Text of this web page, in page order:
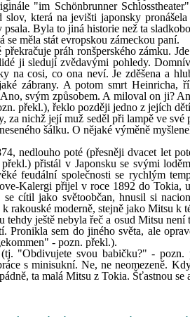
"im Schönbrunner
slov, která na jevišti japonsky
Byla to jiná historie než ta
měla stát evropskou zámeckou paní.
práh ronšperského zámku.
ji sledují zvědavými pohledy.
na cosi, co ona neví. Je zděšena a
zábrany. A potom smrt
svým způsobem. A miloval on ji?
překl.), řeklo později jedno z jejích
za nichž její muž seděl při lampě ve
šálku. O nějaké výměně
nedlouho poté (přesněji dvacet let
přistál v Japonsku se svými
feudální společnosti se rychlým
Kalergi přijel v roce 1892 do Tokia,
cítil jako světoobčan, hnusil si
rakouské moderně, stejně jako Mitsu k
ještě nebyla řeč a osud Mitsu
Pronikla sem do jiného světa, ale
- pozn. překl.).
"Obdivujete svou babičku?" - pozn.
s minisukní. Ne, ne neomezeně.
ta malá Mitsu z Tokia. Šťastnou se